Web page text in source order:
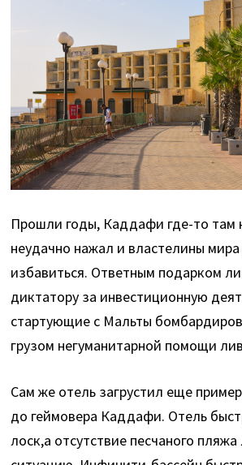
Прошли годы, Каддафи где-то там
неудачно нажал и властелины
избавиться. Ответным подарком
диктатору за инвестиционную
стартующие с Мальты
грузом негуманитарной помощи
Сам же отель загрустил еще
до геймовера Каддафи. Отель
лоск,а отсутствие песчаного